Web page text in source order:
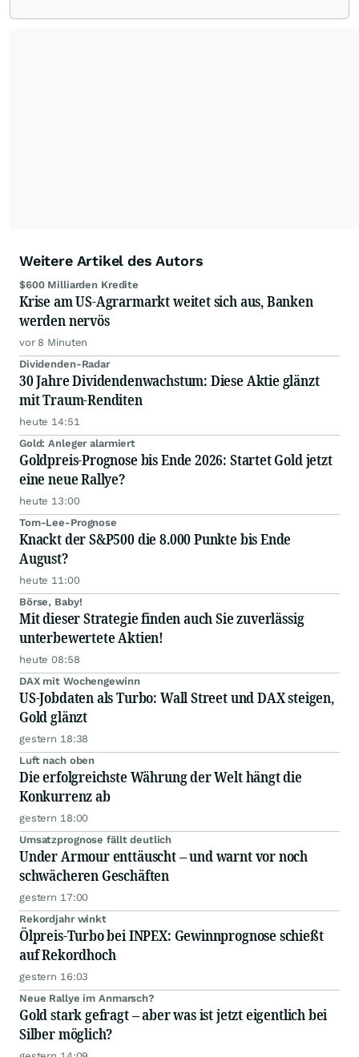
Redaktion verantwortlich. Die Fachjournalisten
Weitere Artikel des Autors
$600 Milliarden Kredite
Krise am US-Agrarmarkt weitet sich aus, Banken
werden nervös
vor 8 Minuten
Dividenden-Radar
30 Jahre Dividendenwachstum: Diese Aktie glänzt
mit Traum-Renditen
heute 14:51
Gold: Anleger alarmiert
Goldpreis-Prognose bis Ende 2026: Startet Gold jetzt
eine neue Rallye?
heute 13:00
Tom-Lee-Prognose
Knackt der S&P500 die 8.000 Punkte bis Ende
August?
heute 11:00
Börse, Baby!
Mit dieser Strategie finden auch Sie zuverlässig
unterbewertete Aktien!
heute 08:58
DAX mit Wochengewinn
US-Jobdaten als Turbo: Wall Street und DAX steigen,
Gold glänzt
gestern 18:38
Luft nach oben
Die erfolgreichste Währung der Welt hängt die
Konkurrenz ab
gestern 18:00
Umsatzprognose fällt deutlich
Under Armour enttäuscht – und warnt vor noch
schwächeren Geschäften
gestern 17:00
Rekordjahr winkt
Ölpreis-Turbo bei INPEX: Gewinnprognose schießt
auf Rekordhoch
gestern 16:03
Neue Rallye im Anmarsch?
Gold stark gefragt – aber was ist jetzt eigentlich bei
Silber möglich?